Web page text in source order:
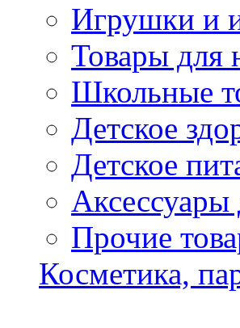
Игрушки и
Товары для
Школьные
Детское
Детское
Аксессуары
Прочие
Косметика,